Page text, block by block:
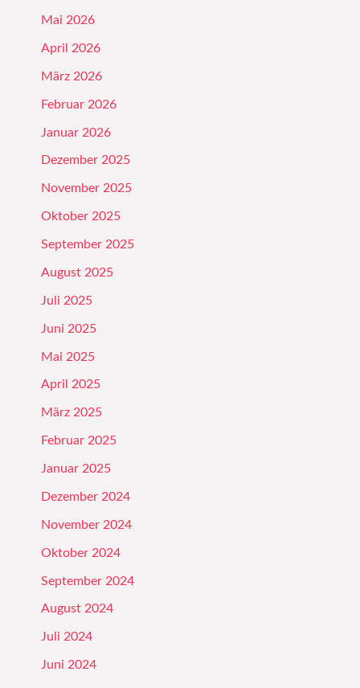
Mai 2026
April 2026
März 2026
Februar 2026
Januar 2026
Dezember 2025
November 2025
Oktober 2025
September 2025
August 2025
Juli 2025
Juni 2025
Mai 2025
April 2025
März 2025
Februar 2025
Januar 2025
Dezember 2024
November 2024
Oktober 2024
September 2024
August 2024
Juli 2024
Juni 2024